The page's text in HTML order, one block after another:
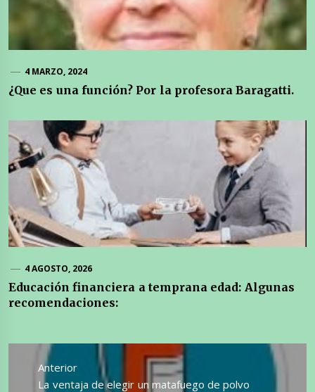
4 MARZO, 2024
¿Que es una función? Por la profesora Baragatti.
4 AGOSTO, 2026
Educación financiera a temprana edad: Algunas
recomendaciones:
Navegación
entradas
Anterior
Entrada
La ventaja de elegir un matafuego de polvo